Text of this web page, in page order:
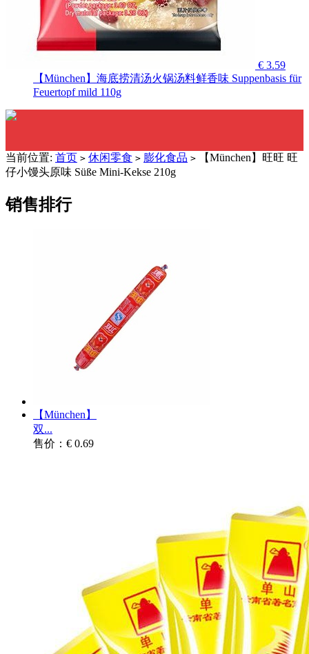
€ 3.59
【München】海底捞清汤火锅汤料鲜香味 Suppenbasis für
Feuertopf mild 110g
当前位置: 首页 > 休闲零食 > 膨化食品 > 【München】旺旺 旺
仔小馒头原味 Süße Mini-Kekse 210g
销售排行
【München】
双...
售价：€ 0.69